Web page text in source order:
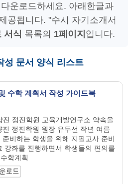
운로드하세요. 아래한글과
공됩니다. "수시 자기소개서
서식 목록의 1페이지 입니다.
성 문서 양식 리스트
수학 계획서 작성 가이드북
진 정진학원 교육개발연구소 약속을
정진학원 원장 유두선 작년 여름
준비하는 학생을 위해 지필고사 준비
강좌를 진행하면서 학생들의 편의를
학계획